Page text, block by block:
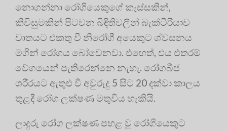
නොගන්නා රෝගියෙකුගේ කැස්සකින්,
කිවිසුමකින් පිටවන බිඳිතිවලින් බැක්ටීරියාව
වාතයට එකතු වී නිරෝගී අයෙකුට ශ්වසනය
මගින් රෝගය බෝවෙනවා. එහෙත්, එය එතරම්
වේගයෙන් පැතිරෙන්නෙ නැහැ. රෝගබීජ
ශරීරයට ඇතුළු වී අවුරුදු 5 සිට 20 දක්වා කාලය
තුළදී රෝග ලක්ෂණ මතුවිය හැකියි.
ලාදුරු රෝග ලක්ෂණ පහළ වූ රෝගියෙකුට